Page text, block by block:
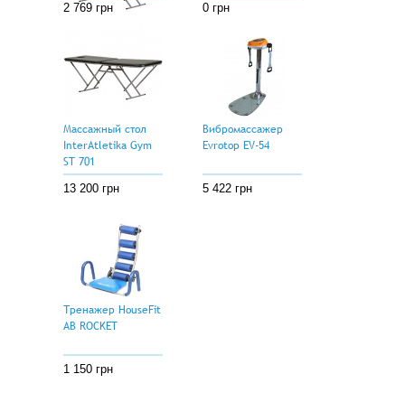
InterAtletika Gym
ST 701
2 769 грн 0 грн
Массажный стол
InterAtletika Gym
ST 701
13 200 грн
Вибромассажер
Evrotop EV-54
5 422 грн
Тренажер HouseFit
AB ROCKET
1 150 грн